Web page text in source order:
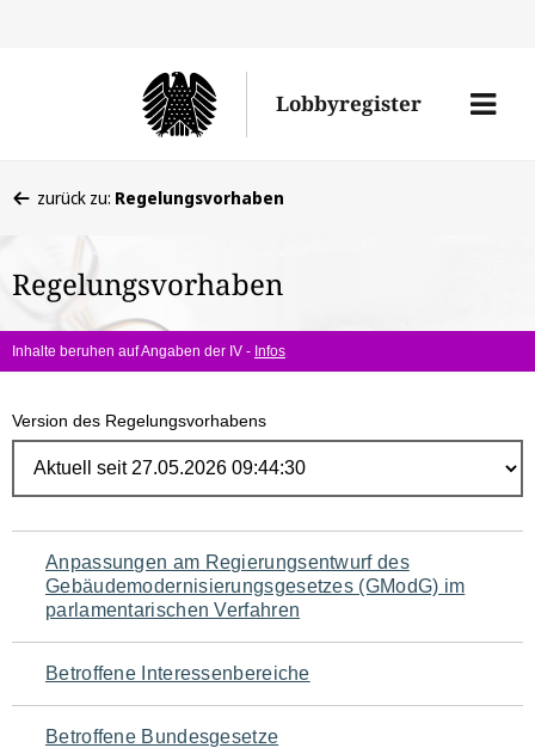
Lobbyregister
Menü
befinden
hier:
zurück zu: Regelungsvorhaben
Regelungsvorhaben
Inhalte beruhen auf Angaben der IV - Infos
Version des Regelungsvorhabens
Navigation
für
den
Seiteninhalt
Anpassungen am Regierungsentwurf des
Gebäudemodernisierungsgesetzes (GModG) im
parlamentarischen Verfahren
Betroffene Interessenbereiche
Betroffene Bundesgesetze